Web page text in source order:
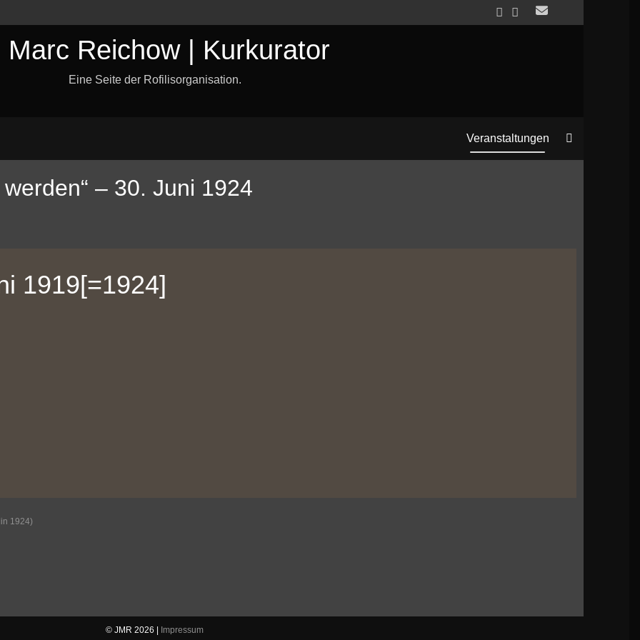
Marc Reichow | Kurkurator
Eine Seite der Rofilisorganisation.
Veranstaltungen
– 30. Juni 1924
1919[=1924]
1924)
© JMR 2026 | Impressum